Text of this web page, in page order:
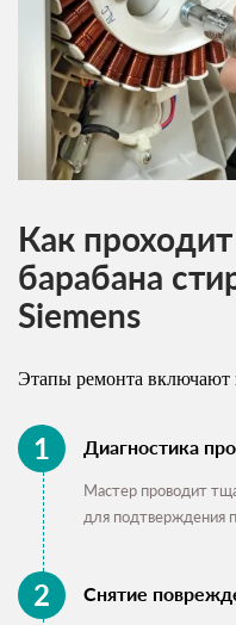
Как
барабана
Siemens
Этапы ремонта включают
Диагностика
Мастер проводит
для подтверждения
Снятие